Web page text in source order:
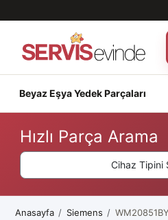
Beyaz Eşya Yedek Parçaları
Hızlı Parça Arama
Cihaz Tipini
Anasayfa Siemens WM20851BY